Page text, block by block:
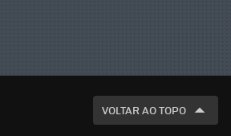
VOLTAR AO TOPO